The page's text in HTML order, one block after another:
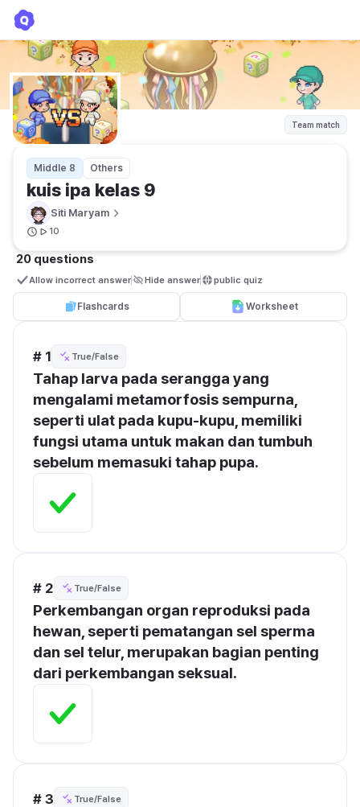
Team match
Middle 8 Others
kuis ipa kelas 9
Siti Maryam
10
20 questions
Allow incorrect answer Hide answer public quiz
Flashcards Worksheet
# 1 True/False
Tahap larva pada serangga yang
mengalami metamorfosis sempurna,
seperti ulat pada kupu-kupu, memiliki
fungsi utama untuk makan dan tumbuh
sebelum memasuki tahap pupa.
# 2 True/False
Perkembangan organ reproduksi pada
hewan, seperti pematangan sel sperma
dan sel telur, merupakan bagian penting
dari perkembangan seksual.
# 3 True/False